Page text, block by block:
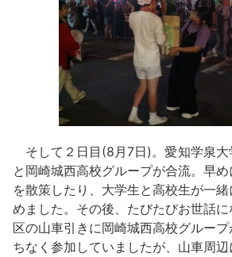
そして２日目(8月7日)。愛知学泉
と岡崎城西高校グループが合流。早
を散策したり、大学生と高校生が一
めました。その後、たびたびお世話
区の山車引きに岡崎城西高校グルー
ちなく参加していましたが、山車周